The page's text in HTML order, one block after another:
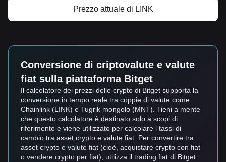
Prezzo attuale di LINK
Conversione di criptovalute e valute
fiat sulla piattaforma Bitget
Il calcolatore dei prezzi delle crypto di Bitget supporta la
conversione in tempo reale tra coppie di valute come
Chainlink (LINK) e Tugrik mongolo (MNT). Tieni a mente
che questo calcolatore è destinato solo a scopi di
riferimento e viene utilizzato per calcolare i tassi di
cambio tra asset crypto e valute fiat. Per convertire tra
asset crypto e valute fiat (cioè, acquistare crypto con fiat
o vendere crypto per fiat), utilizza il trading fiat di Bitget